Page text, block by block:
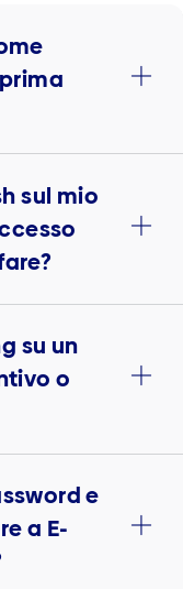
sul mio
su un
o
e
a E-